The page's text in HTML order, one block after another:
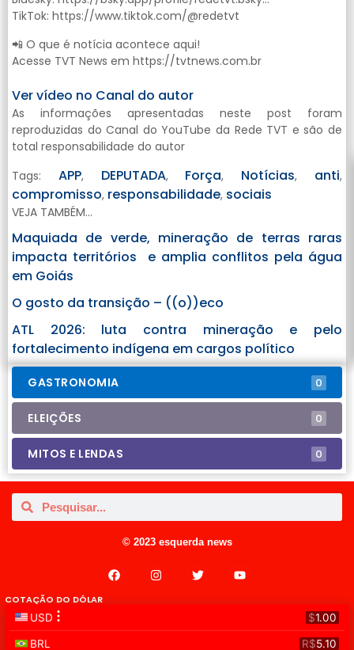
TikTok: https://www.tiktok.com/@redetvt
📲 O que é notícia acontece aqui!
Acesse TVT News em https://tvtnews.com.br
Ver vídeo no Canal do autor
As informações apresentadas neste post foram
reproduzidas do Canal do YouTube da Rede TVT e são de
total responsabilidade do autor
Tags: APP, DEPUTADA, Força, Notícias, anti,
compromisso, responsabilidade, sociais
VEJA TAMBÉM...
Maquiada de verde, mineração de terras raras
impacta territórios e amplia conflitos pela água
em Goiás
O gosto da transição – ((o))eco
ATL 2026: luta contra mineração e pelo
fortalecimento indígena em cargos político
GASTRONOMIA 0
ELEIÇÕES 0
MITOS E LENDAS 0
© 2023 esquerda news
COTAÇÃO DO DÓLAR